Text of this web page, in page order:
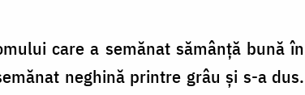
care a semănat sămânță bună în
neghină printre grâu și s-a dus.